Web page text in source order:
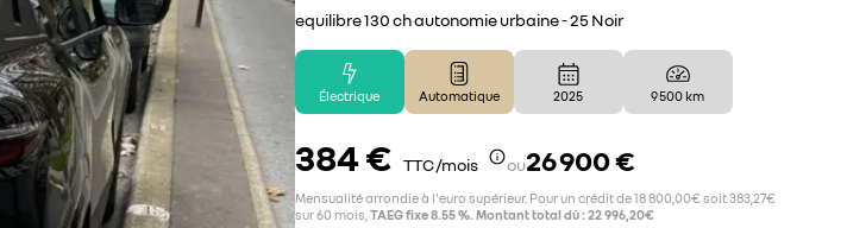
equilibre 130 ch autonomie urbaine - 25 Noir
Électrique Automatique 2025 9 500 km
384 € TTC /mois ou26 900 €
Mensualité arrondie à l'euro supérieur. Pour un crédit de 18 800,00€ soit 383,27€
sur 60 mois, TAEG fixe 8.55 %. Montant total dû : 22 996,20€